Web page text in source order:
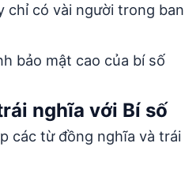
chỉ có vài người trong ban
bảo mật cao của bí số
nghĩa với Bí số
các từ đồng nghĩa và trái